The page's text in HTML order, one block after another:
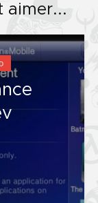
aimer...